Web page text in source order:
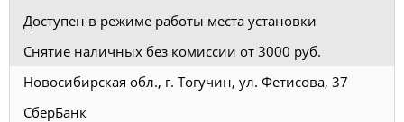
Доступен в режиме работы места установки
Снятие наличных без комиссии от 3000 руб.
Новосибирская обл., г. Тогучин, ул. Фетисова, 37
СберБанк